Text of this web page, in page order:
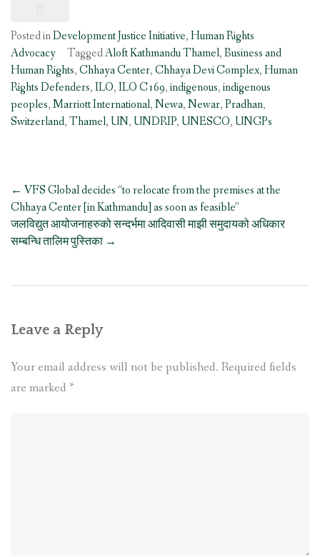
Posted inDevelopment Justice Initiative,Human Rights
Advocacy
TaggedAloft Kathmandu Thamel,Business and
Human Rights,Chhaya Center,Chhaya Devi Complex,Human
Rights Defenders,ILO,ILO C169,indigenous,indigenous
peoples,Marriott International,Newa,Newar,Pradhan,
Switzerland,Thamel, UN, UNDRIP, UNESCO, UNGPs
Post
navigation
← VFS Global decides “to relocate from the premises at the
Chhaya Center [in Kathmandu] as soon as feasible”
जलविद्युत आयोजनाहरुको सन्दर्भमा आदिवासी माझी समुदायको अधिकार
सम्बन्धि तालिम पुस्तिका →
Leave a Reply
Your email address will not be published. Required fields
are marked *